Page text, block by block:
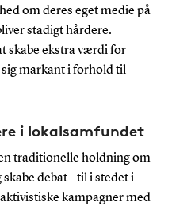
om deres eget medie på
stadigt hårdere.
skabe ekstra værdi for
markant i forhold til
i lokalsamfundet
traditionelle holdning om
debat - til i stedet i
kampagner med